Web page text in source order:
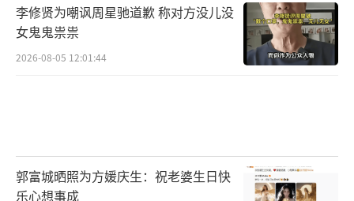
李修贤为嘲讽周星驰道歉 称对方没儿没
女鬼鬼祟祟
2026-08-05 12:01:44
郭富城晒照为方媛庆生：祝老婆生日快
乐心想事成